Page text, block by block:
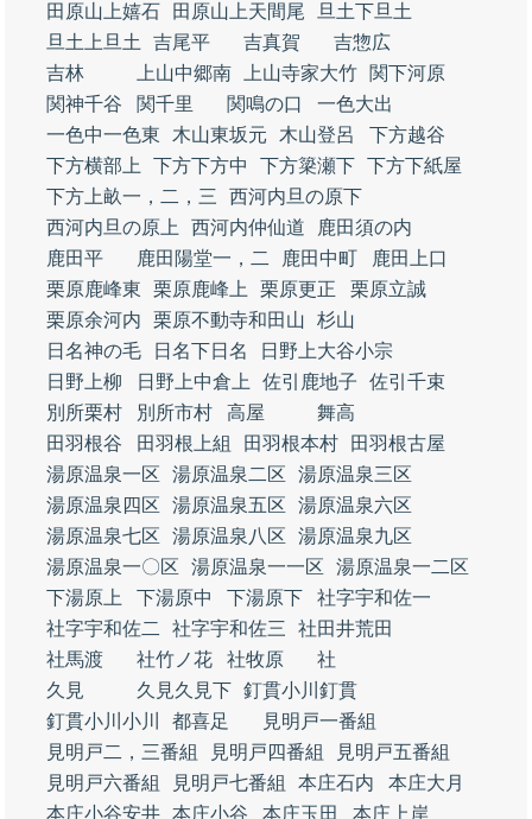
田原山上嬉石
田原山上天間尾
旦土下旦土
旦土上旦土
吉尾平 吉真賀
吉惣広
吉林
上山中郷南 上山寺家大竹
関下河原
関神千谷
関千里 関鳴の口
一色大出
一色中一色東
木山東坂元 木山登呂
下方越谷
下方横部上
下方下方中 下方簗瀬下 下方下紙屋
下方上畝一，二，三
西河内旦の原下
西河内旦の原上
西河内仲仙道
鹿田須の内
鹿田平
鹿田陽堂一，二 鹿田中町
鹿田上口
栗原鹿峰東
栗原鹿峰上 栗原更正
栗原立誠
栗原余河内
栗原不動寺和田山
杉山
日名神の毛
日名下日名
日野上大谷小宗
日野上柳
日野上中倉上 佐引鹿地子
佐引千束
別所栗村
別所市村 高屋
舞高
田羽根谷
田羽根上組 田羽根本村
田羽根古屋
湯原温泉一区
湯原温泉二区
湯原温泉三区
湯原温泉四区
湯原温泉五区
湯原温泉六区
湯原温泉七区
湯原温泉八区
湯原温泉九区
湯原温泉一〇区
湯原温泉一一区
湯原温泉一二区
下湯原上
下湯原中 下湯原下
社字宇和佐一
社字宇和佐二
社字宇和佐三
社田井荒田
社馬渡
社竹ノ花 社牧原
社
久見
久見久見下 釘貫小川釘貫
釘貫小川小川
都喜足
見明戸一番組
見明戸二，三番組
見明戸四番組
見明戸五番組
見明戸六番組
見明戸七番組 本庄石内
本庄大月
本庄小谷安井 本庄小谷 本庄玉田 本庄上岸